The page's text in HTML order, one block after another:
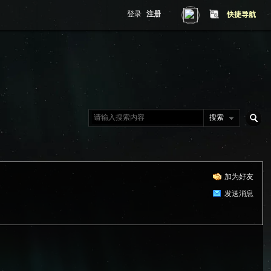
快捷导航
登录 注册
搜索
加为好友
发送消息